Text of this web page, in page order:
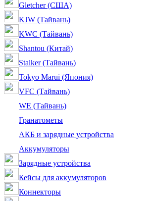
Gletcher (США)
KJW (Тайвань)
KWC (Тайвань)
Shantou (Китай)
Stalker (Тайвань)
Tokyo Marui (Япония)
VFC (Тайвань)
WE (Тайвань)
Гранатометы
АКБ и зарядные устройства
Аккумуляторы
Зарядные устройства
Кейсы для аккумуляторов
Коннекторы